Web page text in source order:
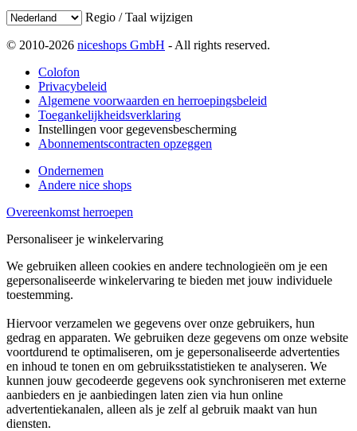
Regio / Taal wijzigen
© 2010-2026 niceshops GmbH - All rights reserved.
Colofon
Privacybeleid
Algemene voorwaarden en herroepingsbeleid
Toegankelijkheidsverklaring
Instellingen voor gegevensbescherming
Abonnementscontracten opzeggen
Ondernemen
Andere nice shops
Overeenkomst herroepen
Personaliseer je winkelervaring
We gebruiken alleen cookies en andere technologieën om je een
gepersonaliseerde winkelervaring te bieden met jouw individuele
toestemming.
Hiervoor verzamelen we gegevens over onze gebruikers, hun
gedrag en apparaten. We gebruiken deze gegevens om onze website
voortdurend te optimaliseren, om je gepersonaliseerde advertenties
en inhoud te tonen en om gebruiksstatistieken te analyseren. We
kunnen jouw gecodeerde gegevens ook synchroniseren met externe
aanbieders en je aanbiedingen laten zien via hun online
advertentiekanalen, alleen als je zelf al gebruik maakt van hun
diensten.